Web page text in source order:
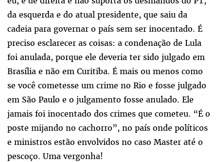
da esquerda e do atual presidente, que saiu da
cadeia para governar o país sem ser inocentado. É
preciso esclarecer as coisas: a condenação de Lula
foi anulada, porque ele deveria ter sido julgado em
Brasília e não em Curitiba. É mais ou menos como
se você cometesse um crime no Rio e fosse julgado
em São Paulo e o julgamento fosse anulado. Ele
jamais foi inocentado dos crimes que cometeu. “É o
poste mijando no cachorro”, no país onde políticos
e ministros estão envolvidos no caso Master até o
pescoço. Uma vergonha!